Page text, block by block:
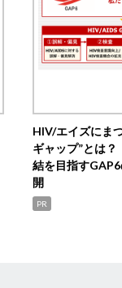
HIV/エイズにま
ギャップ”とは
結を目指す
開
PR